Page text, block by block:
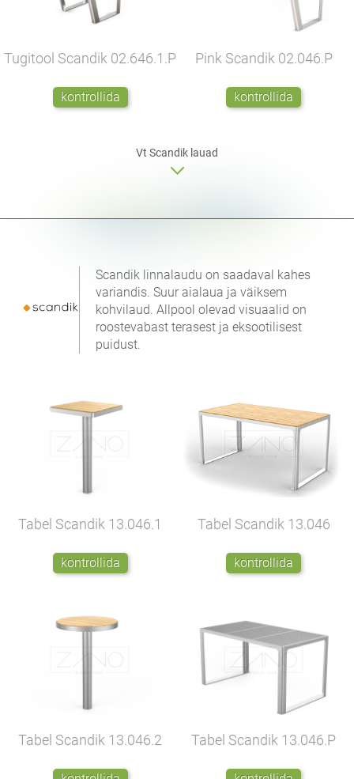
Tugitool Scandik 02.646.1.P
kontrollida
Pink Scandik 02.046.P
kontrollida
Vt Scandik lauad
Scandik linnalaudu on saadaval kahes
variandis. Suur aialaua ja väiksem
kohvilaud. Allpool olevad visuaalid on
roostevabast terasest ja eksootilisest
puidust.
Tabel Scandik 13.046.1
kontrollida
Tabel Scandik 13.046
kontrollida
Tabel Scandik 13.046.2 Tabel Scandik 13.046.P